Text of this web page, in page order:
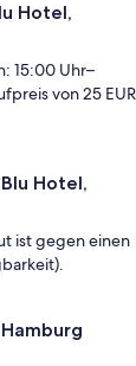
Hotel,
15:00 Uhr–
von 25 EUR
Hotel,
ist gegen einen